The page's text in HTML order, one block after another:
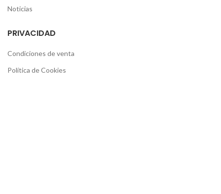
Noticias
PRIVACIDAD
Condiciones de venta
Política de Cookies